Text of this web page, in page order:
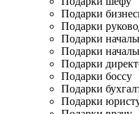
Подарки
Подарки
Подарки
Подарки
Подарки
Подарки боссу
Подарки
Подарки